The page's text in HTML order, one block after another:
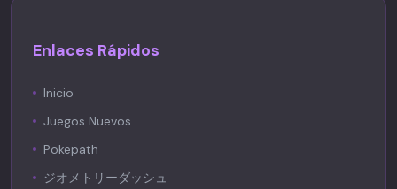
Enlaces Rápidos
Inicio
Juegos Nuevos
Pokepath
ジオメトリーダッシュ